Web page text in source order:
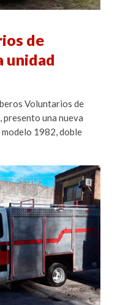
de
unidad
Voluntarios de
presento una nueva
1982, doble